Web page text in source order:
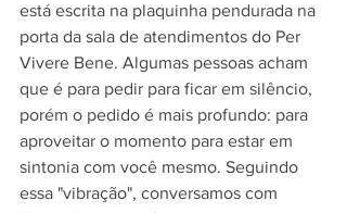
está escrita na plaquinha pendurada na
porta da sala de atendimentos do Per
Vivere Bene. Algumas pessoas acham
que é para pedir para ficar em silêncio,
porém o pedido é mais profundo: para
aproveitar o momento para estar em
sintonia com você mesmo. Seguindo
essa "vibração", conversamos com